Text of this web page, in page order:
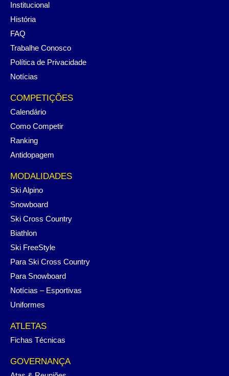
Institucional
História
FAQ
Trabalhe Conosco
Política de Privacidade
Notícias
COMPETIÇÕES
Calendário
Como Competir
Ranking
Antidopagem
MODALIDADES
Ski Alpino
Snowboard
Ski Cross Country
Biathlon
Ski FreeStyle
Para Ski Cross Country
Para Snowboard
Notícias – Esportivas
Uniformes
ATLETAS
Fichas Técnicas
GOVERNANÇA